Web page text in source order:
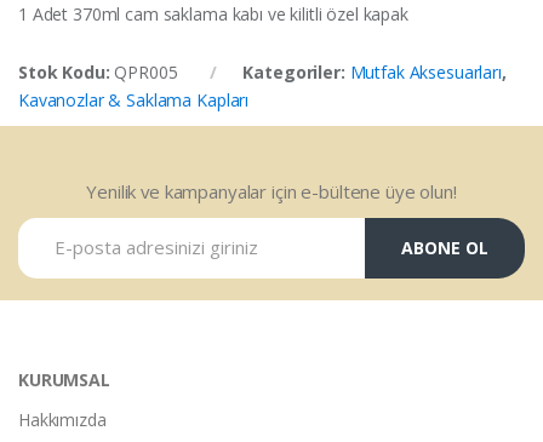
1 Adet 370ml cam saklama kabı ve kilitli özel kapak
Stok Kodu: QPR005 Kategoriler: Mutfak Aksesuarları,
Kavanozlar & Saklama Kapları
Yenilik ve kampanyalar için e-bültene üye olun!
ABONE OL
KURUMSAL
Hakkımızda